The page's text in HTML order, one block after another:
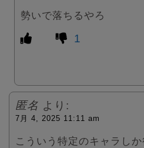
勢いで落ちるやろ
1
匿名 より:
7月 4, 2025 11:11 am
こういう特定のキャラし